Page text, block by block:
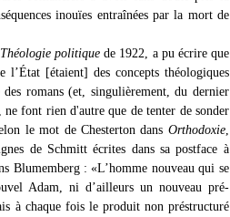
inouïes entraînées par la mort de
Théologie politique de 1922, a pu écrire que
l’État [étaient] des concepts théologiques
romans (et, singulièrement, du dernier
font rien d'autre que de tenter de sonder
le mot de Chesterton dans Orthodoxie,
de Schmitt écrites dans sa postface à
Blumemberg : «L’homme nouveau qui se
Adam, ni d’ailleurs un nouveau pré-
à chaque fois le produit non préstructuré